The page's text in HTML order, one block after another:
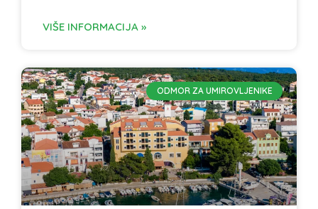
VIŠE INFORMACIJA »
ODMOR ZA UMIROVLJENIKE